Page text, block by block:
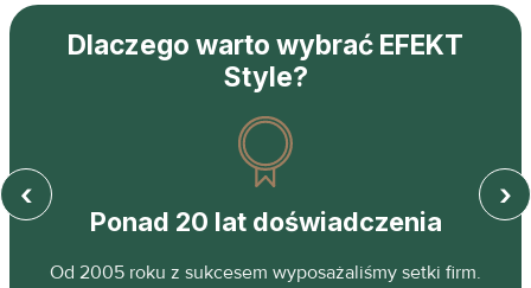
Dlaczego warto wybrać EFEKT
Style?
Ponad 20 lat doświadczenia
Od 2005 roku z sukcesem wyposażaliśmy setki firm.
‹ ›